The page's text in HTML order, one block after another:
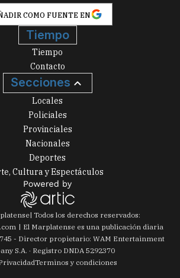
COMO FUENTE EN
Tiempo
Tiempo
Contacto
Secciones
Locales
Policiales
Provinciales
Nacionales
Deportes
Cultura y Espectáculos
| Todos los derechos reservados:
El Marplatense es una publicación diaria
- Director propietario: WAM Entertainment
S.A. · Registro DNDA 5292370
Terminos y condiciones